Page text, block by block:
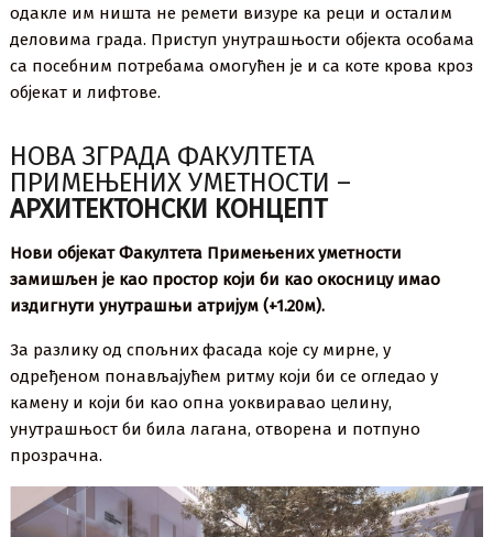
одакле им ништа не ремети визуре ка реци и осталим
деловима града. Приступ унутрашњости објекта особама
са посебним потребама омогућен је и са коте крова кроз
објекат и лифтове.
НОВА ЗГРАДА ФАКУЛТЕТА
ПРИМЕЊЕНИХ УМЕТНОСТИ –
АРХИТЕКТОНСКИ КОНЦЕПТ
Нови објекат Факултета Примењених уметности
замишљен је као простор који би као окосницу имао
издигнути унутрашњи атријум (+1.20м).
За разлику од спољних фасада које су мирне, у
одређеном понављајућем ритму који би се огледао у
камену и који би као опна уоквиравао целину,
унутрашњост би била лагана, отворена и потпуно
прозрачна.